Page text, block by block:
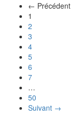
← Précédent
1
2
3
4
5
6
7
…
50
Suivant →